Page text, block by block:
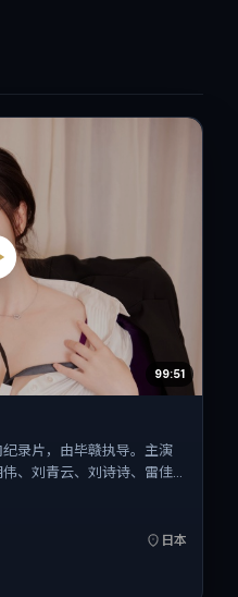
99:51
录片，由毕赣执导。主演
、刘青云、刘诗诗、雷佳
时长100分钟。
日本